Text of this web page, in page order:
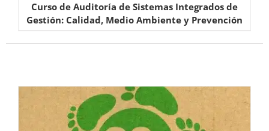
Curso de Auditoría de Sistemas Integrados de
Gestión: Calidad, Medio Ambiente y Prevención